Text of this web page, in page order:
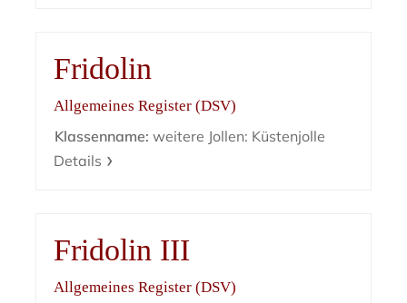
Fridolin
Allgemeines Register (DSV)
Klassenname: weitere Jollen: Küstenjolle
Details
Fridolin III
Allgemeines Register (DSV)